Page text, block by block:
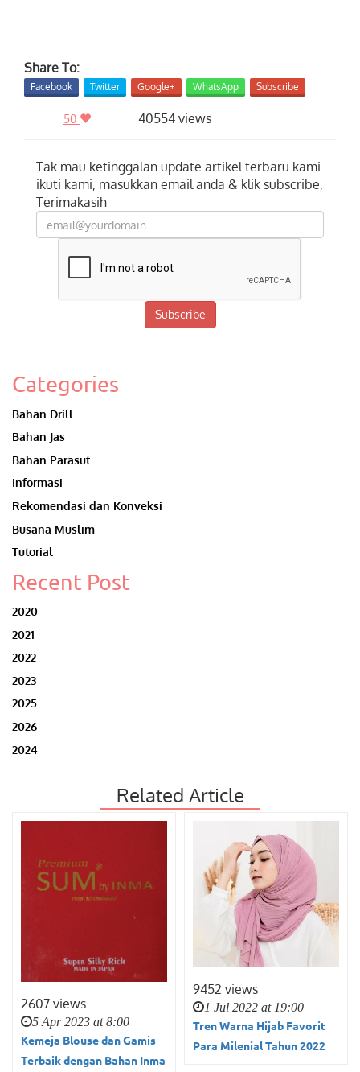
Share To:
Facebook Twitter Google+ WhatsApp Subscribe
50 40554 views
Tak mau ketinggalan update artikel terbaru kami
ikuti kami, masukkan email anda & klik subscribe,
Terimakasih
Subscribe
Categories
Bahan Drill
Bahan Jas
Bahan Parasut
Informasi
Rekomendasi dan Konveksi
Busana Muslim
Tutorial
Recent Post
2020
2021
2022
2023
2025
2026
2024
Related Article
2607 views
5 Apr 2023 at 8:00
Kemeja Blouse dan Gamis
Terbaik dengan Bahan Inma
9452 views
1 Jul 2022 at 19:00
Tren Warna Hijab Favorit
Para Milenial Tahun 2022